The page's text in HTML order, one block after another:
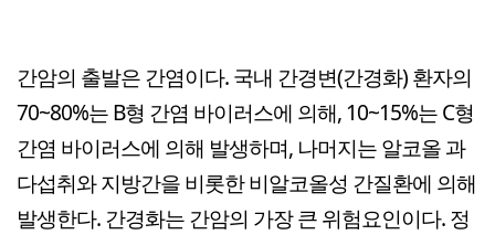
간암의 출발은 간염이다. 국내 간경변(간경화) 환자의
70~80%는 B형 간염 바이러스에 의해, 10~15%는 C형
간염 바이러스에 의해 발생하며, 나머지는 알코올 과
다섭취와 지방간을 비롯한 비알코올성 간질환에 의해
발생한다. 간경화는 간암의 가장 큰 위험요인이다. 정